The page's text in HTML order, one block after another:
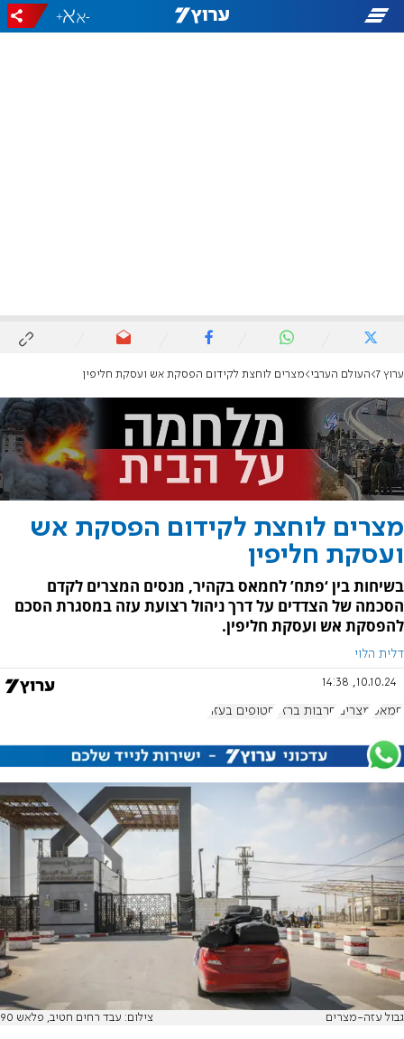
-
+
ערוץ 7 העולם הערבי מצרים לוחצת לקידום הפסקת אש ועסקת חליפין
מצרים לוחצת לקידום הפסקת אש
ועסקת חליפין
בשיחות בין ‘פתח’ לחמאס בקהיר, מנסים המצרים לקדם
הסכמה של הצדדים על דרך ניהול רצועת עזה במסגרת הסכם
להפסקת אש ועסקת חליפין.
דלית הלוי
10.10.24, 14:38
חמאס מצרים חרבות ברזל חטופים בעזה
גבול עזה-מצרים צילום: עבד רחים חטיב, פלאש 90